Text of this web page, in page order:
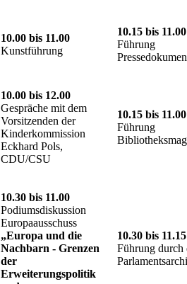
10.00 bis 11.00
Kunstführung
10.15 bis 11.00
Führung
10.00 bis 12.00
Gespräche mit dem
Vorsitzenden der
Kinderkommission
Eckhard Pols,
CDU/CSU
10.15 bis 11.00
Führung
10.30 bis 11.00
Podiumsdiskussion
Europaausschuss
„Europa und die
Nachbarn - Grenzen
der
Erweiterungspolitik
10.30 bis 11.15
Führung durch